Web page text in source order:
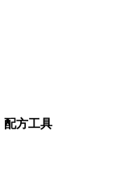
配方工具